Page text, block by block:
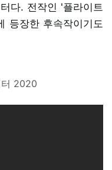
다. 전작인 '플라이트
등장한 후속작이기도
터 2020